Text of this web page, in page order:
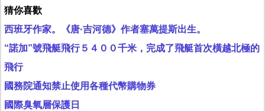
猜你喜歡
西班牙作家。《唐·吉河德》作者塞萬提斯出生。
“諾加”號飛艇飛行５４００千米，完成了飛艇首次橫越北極的
飛行
國務院通知禁止使用各種代幣購物券
國際臭氧層保護日